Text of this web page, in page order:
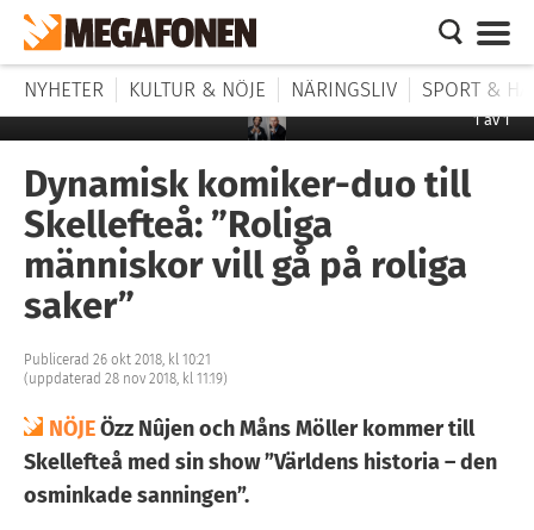
NYHETER KULTUR & NÖJE NÄRINGSLIV SPORT &
1av1
Dynamisk komiker-duo till
Skellefteå: ”Roliga
människor vill gå på roliga
saker”
Publicerad 26 okt 2018, kl 10:21
(uppdaterad 28 nov 2018, kl 11:19)
NÖJEÖzz Nûjen och Måns Möller kommer till
Skellefteå med sin show ”Världens historia – den
osminkade sanningen”.